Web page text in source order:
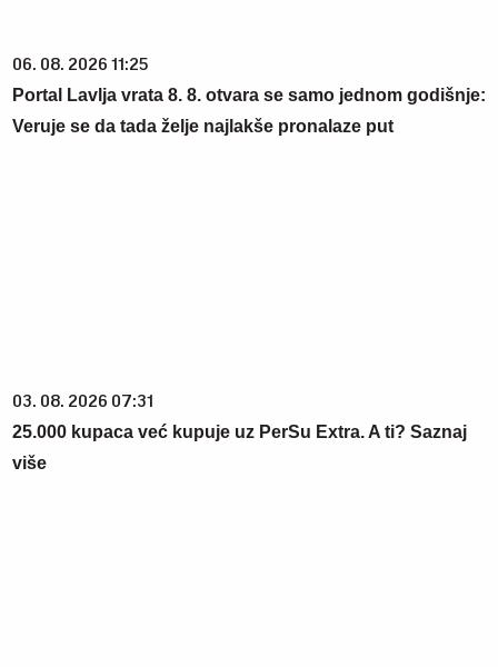
06. 08. 2026 11:25
Portal Lavlja vrata 8. 8. otvara se samo jednom godišnje:
Veruje se da tada želje najlakše pronalaze put
03. 08. 2026 07:31
25.000 kupaca već kupuje uz PerSu Extra. A ti? Saznaj
više